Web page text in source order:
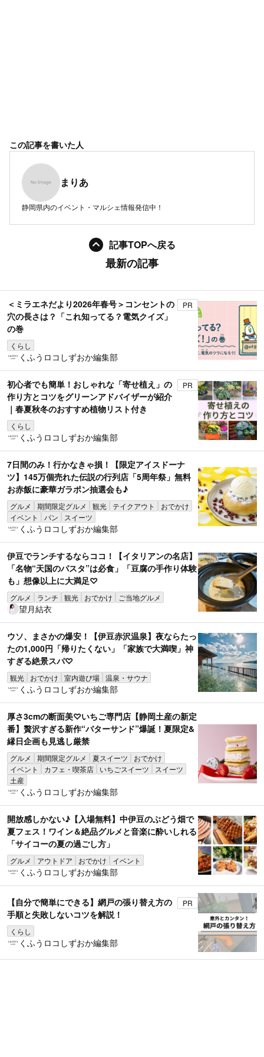
この記事を書いた人
まりあ
静岡県内のイベント・マルシェ情報発信中！
記事TOPへ戻る
最新の記事
＜ミラエネだより2026年春号＞コンセントの
穴の長さは？「これ知ってる？電気クイズ」
の巻
くらし
PR
くふうロコしずおか編集部
初心者でも簡単！おしゃれな「寄せ植え」の
作り方とコツをグリーンアドバイザーが紹介
｜春夏秋冬のおすすめ植物リスト付き
くらし
PR
くふうロコしずおか編集部
7日間のみ！行かなきゃ損！【限定アイスドーナ
ツ】145万個売れた伝説の行列店「5周年祭」無料
お赤飯に豪華ガラポン抽選会も♪
グルメ 期間限定グルメ 観光 テイクアウト
おでかけ
イベント
パン スイーツ
くふうロコしずおか編集部
伊豆でランチするならココ！【イタリアンの名店】
「名物“天国のパスタ”は必食」「豆腐の手作り体験
も」想像以上に大満足♡
グルメ ランチ 観光 おでかけ ご当地グルメ
望月結衣
ウソ、まさかの爆安！【伊豆赤沢温泉】夜ならたっ
たの1,000円「帰りたくない」「家族で大満喫」神
すぎる絶景スパ♡
観光 おでかけ 室内遊び場 温泉・サウナ
くふうロコしずおか編集部
厚さ3cmの断面美♡いちご専門店【静岡土産の新定
番】贅沢すぎる新作“バターサンド”爆誕！夏限定&
縁日企画も見逃し厳禁
グルメ 期間限定グルメ 夏スイーツ
おでかけ
イベント
カフェ・喫茶店 いちごスイーツ
スイーツ
土産
くふうロコしずおか編集部
開放感しかない♪【入場無料】中伊豆のぶどう畑で
夏フェス！ワイン＆絶品グルメと音楽に酔いしれる
「サイコーの夏の過ごし方」
グルメ アウトドア おでかけ イベント
くふうロコしずおか編集部
【自分で簡単にできる】網戸の張り替え方の
手順と失敗しないコツを解説！
くらし
PR
くふうロコしずおか編集部